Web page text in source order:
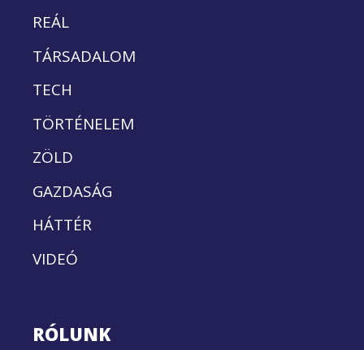
REÁL
TÁRSADALOM
TECH
TÖRTÉNELEM
ZÖLD
GAZDASÁG
HÁTTÉR
VIDEÓ
RÓLUNK